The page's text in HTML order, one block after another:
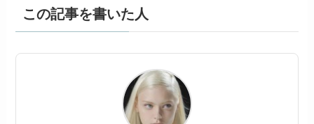
この記事を書いた人